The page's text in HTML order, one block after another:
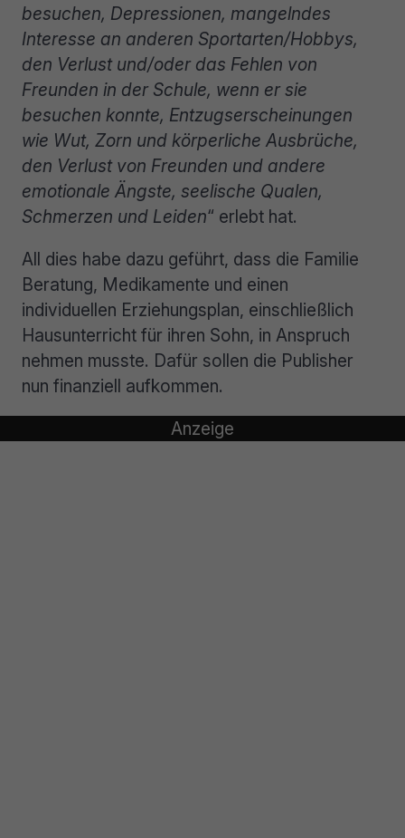
besuchen, Depressionen, mangelndes
Interesse an anderen Sportarten/Hobbys,
den Verlust und/oder das Fehlen von
Freunden in der Schule, wenn er sie
besuchen konnte, Entzugserscheinungen
wie Wut, Zorn und körperliche Ausbrüche,
den Verlust von Freunden und andere
emotionale Ängste, seelische Qualen,
Schmerzen und Leiden“ erlebt hat.
All dies habe dazu geführt, dass die Familie
Beratung, Medikamente und einen
individuellen Erziehungsplan, einschließlich
Hausunterricht für ihren Sohn, in Anspruch
nehmen musste. Dafür sollen die Publisher
nun finanziell aufkommen.